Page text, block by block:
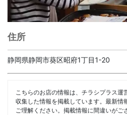
住所
静岡県静岡市葵区昭府1丁目1-20
こちらのお店の情報は、チラシプラス運
収集した情報を掲載しています。最新情
ご理解ください。掲載情報に間違いがご